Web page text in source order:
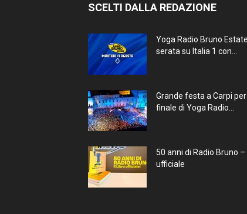
SCELTI DALLA REDAZIONE
Yoga Radio Bruno
serata su Italia 1 con...
Grande festa a Carpi
finale di Yoga Radio...
50 anni di Radio Bruno –
ufficiale